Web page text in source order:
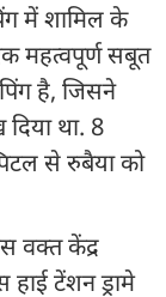
में शामिल के
महत्वपूर्ण सबूत
है, जिसने
था. 8
से रुबैया को
वक्त केंद्र
टेंशन ड्रामे